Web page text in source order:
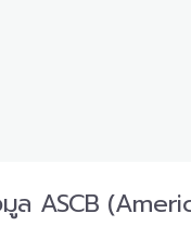
มูล ASCB